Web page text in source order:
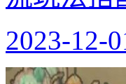
2023-12-